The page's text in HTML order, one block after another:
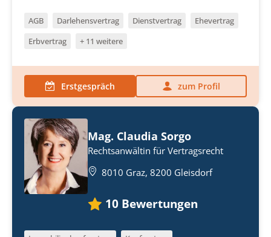
AGB Darlehensvertrag Dienstvertrag
Ehevertrag
Erbvertrag
+ 11 weitere
Erstgespräch zum Profil
Mag. Claudia Sorgo
Rechtsanwältin für Vertragsrecht
8010 Graz, 8200 Gleisdorf
10 Bewertungen